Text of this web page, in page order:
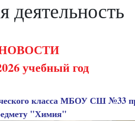
деятельность
учебный год
класса МБОУ СШ №33
"Химия"